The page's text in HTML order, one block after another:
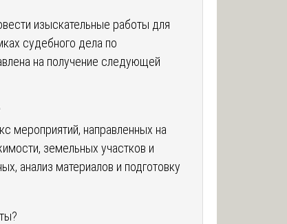
изыскательные работы для
судебного дела по
на получение следующей
мероприятий, направленных на
земельных участков и
анализ материалов и подготовку